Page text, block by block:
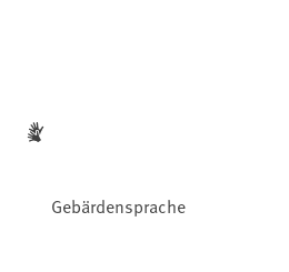
Gebärdensprache